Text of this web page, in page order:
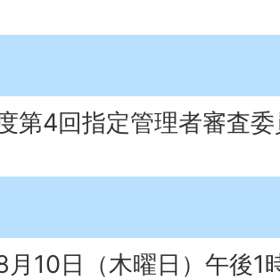
第4回指定管理者審査
月10日（木曜日）午後1